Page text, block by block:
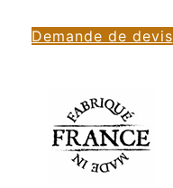
Demande de devis